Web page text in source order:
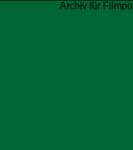
Archiv für